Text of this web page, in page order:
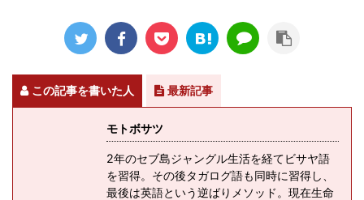
この記事を書いた人 最新記事
モトボサツ
2年のセブ島ジャングル生活を経てビサヤ語
を習得。その後タガログ語も同時に習得し、
最後は英語という逆ばりメソッド。現在生命